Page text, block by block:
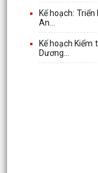
Kế hoạch:
An...
Kế hoạch
Dương...